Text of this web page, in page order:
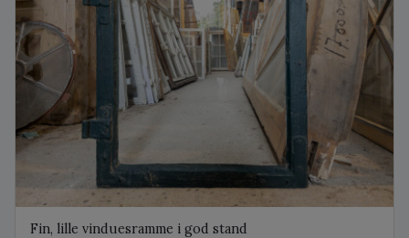
Fin, lille vinduesramme i god stand